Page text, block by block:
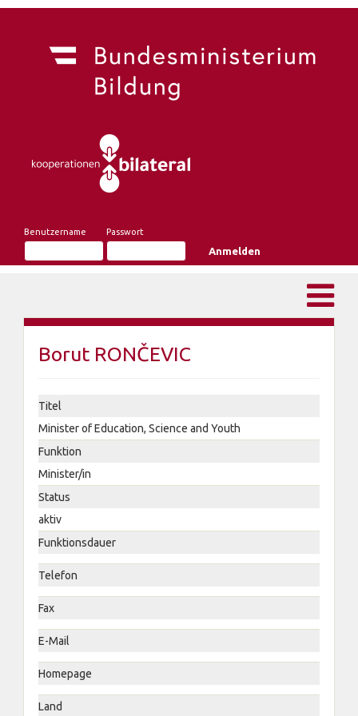
Benutzername Passwort
Borut RONČEVIC
Titel
Minister of Education, Science and Youth
Funktion
Minister/in
Status
aktiv
Funktionsdauer
Telefon
Fax
E-Mail
Homepage
Land